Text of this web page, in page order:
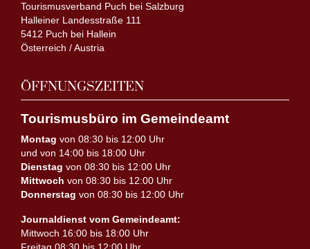
Tourismusverband Puch bei Salzburg
Halleiner Landesstraße 111
5412 Puch bei Hallein
Österreich / Austria
ÖFFNUNGSZEITEN
Tourismusbüro im Gemeindeamt
Montag von 08:30 bis 12:00 Uhr
und von 14:00 bis 18:00 Uhr
Dienstag von 08:30 bis 12:00 Uhr
Mittwoch von 08:30 bis 12:00 Uhr
Donnerstag von 08:30 bis 12:00 Uhr
Journaldienst vom Gemeindeamt:
Mittwoch 16:00 bis 18:00 Uhr
Freitag 08:30 bis 12:00 Uhr